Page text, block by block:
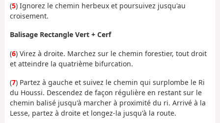
(5) Ignorez le chemin herbeux et poursuivez jusqu'au
croisement.
Balisage Rectangle Vert + Cerf
(6) Virez à droite. Marchez sur le chemin forestier, tout droit
et atteindre la quatrième bifurcation.
(7) Partez à gauche et suivez le chemin qui surplombe le Ri
du Houssi. Descendez de façon régulière en restant sur le
chemin balisé jusqu'à marcher à proximité du ri. Arrivé à la
Lesse, partez à droite et longez-la jusqu'à la route.